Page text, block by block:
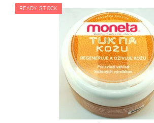
READY STOCK